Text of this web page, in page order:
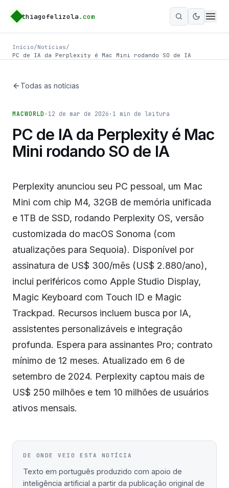
thiagofelizola .com
Ativar
Início/Notícias/
PC de IA da Perplexity é Mac Mini rodando SO de IA
Todas as notícias
MACWORLD · 12 de mar de 2026 · 1 min de leitura
PC de IA da Perplexity é Mac
Mini rodando SO de IA
Perplexity anunciou seu PC pessoal, um Mac
Mini com chip M4, 32GB de memória unificada
e 1TB de SSD, rodando Perplexity OS, versão
customizada do macOS Sonoma (com
atualizações para Sequoia). Disponível por
assinatura de US$ 300/mês (US$ 2.880/ano),
inclui periféricos como Apple Studio Display,
Magic Keyboard com Touch ID e Magic
Trackpad. Recursos incluem busca por IA,
assistentes personalizáveis e integração
profunda. Espera para assinantes Pro; contrato
mínimo de 12 meses. Atualizado em 6 de
setembro de 2024. Perplexity captou mais de
US$ 250 milhões e tem 10 milhões de usuários
ativos mensais.
DE ONDE VEIO ESTA NOTÍCIA
Texto em português produzido com apoio de
inteligência artificial a partir da publicação original de